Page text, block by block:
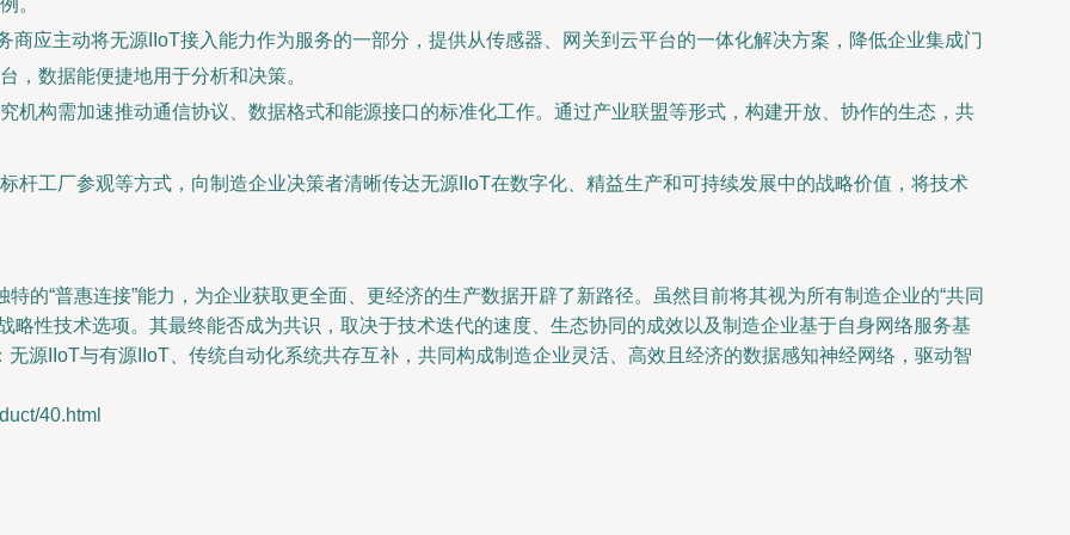
。
商应主动将无源IIoT接入能力作为服务的一部分，提供从传感器、网关到云平台的一体化解决方案，降低企业集成门
，数据能便捷地用于分析和决策。
机构需加速推动通信协议、数据格式和能源接口的标准化工作。通过产业联盟等形式，构建开放、协作的生态，共
杆工厂参观等方式，向制造企业决策者清晰传达无源IIoT在数字化、精益生产和可持续发展中的战略价值，将技术
的“普惠连接”能力，为企业获取更全面、更经济的生产数据开辟了新路径。虽然目前将其视为所有制造企业的“共同
略性技术选项。其最终能否成为共识，取决于技术迭代的速度、生态协同的成效以及制造企业基于自身网络服务基
源IIoT与有源IIoT、传统自动化系统共存互补，共同构成制造企业灵活、高效且经济的数据感知神经网络，驱动智
40.html